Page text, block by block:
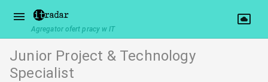
Agregator ofert pracy w IT
Junior Project & Technology
Specialist